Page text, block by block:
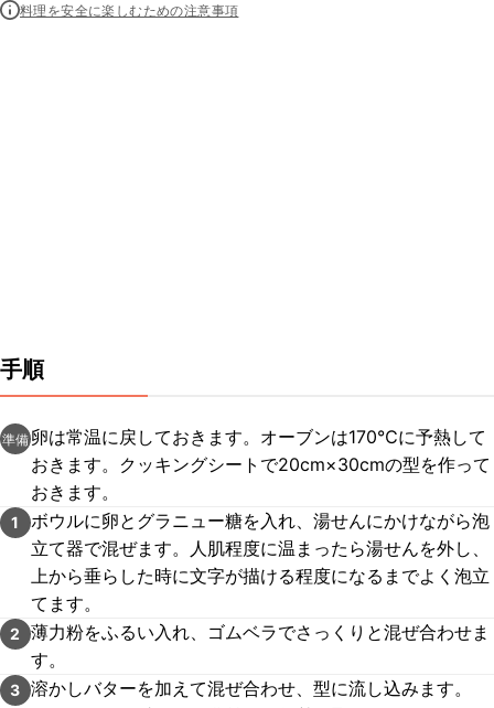
料理を安全に楽しむための注意事項
手順
準備 卵は常温に戻しておきます。オーブンは170℃に予熱して
おきます。クッキングシートで20cm×30cmの型を作って
おきます。
1
ボウルに卵とグラニュー糖を入れ、湯せんにかけながら泡
立て器で混ぜます。人肌程度に温まったら湯せんを外し、
上から垂らした時に文字が描ける程度になるまでよく泡立
てます。
2
薄力粉をふるい入れ、ゴムベラでさっくりと混ぜ合わせま
す。
3 溶かしバターを加えて混ぜ合わせ、型に流し込みます。